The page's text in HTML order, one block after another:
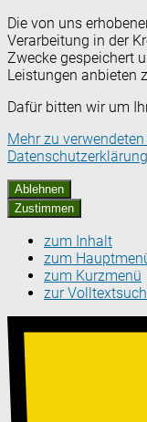
Die von uns
Verarbeitung in der
Zwecke gespeichert
Leistungen anbieten
Dafür bitten wir um
Mehr zu
Ablehnen
Zustimmen
zum Inhalt
zum
zum Kurzmenü
zur